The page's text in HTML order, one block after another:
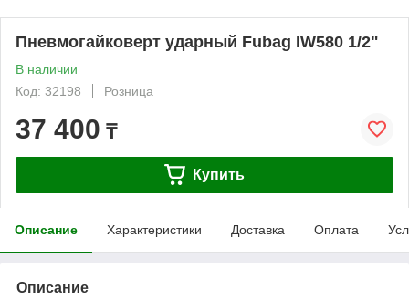
Пневмогайковерт ударный Fubag IW580 1/2"
В наличии
Код: 32198
Розница
37 400 ₸
Купить
Описание Характеристики Доставка Оплата
Описание